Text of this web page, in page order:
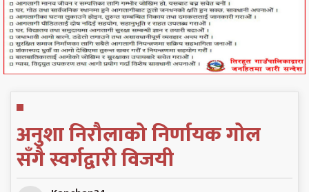
अनुशा निरौलाको निर्णायक गोल
सँगै स्वर्गद्वारी विजयी